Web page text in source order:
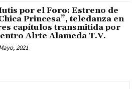
por el Foro: Estreno de
Princesa”, teledanza en
capítulos transmitida por
Alrte Alameda T.V.
2021